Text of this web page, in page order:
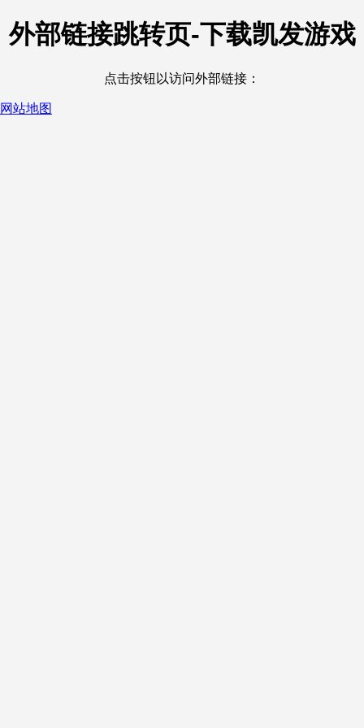
外部链接跳转页-下载凯发游戏
点击按钮以访问外部链接：
网站地图